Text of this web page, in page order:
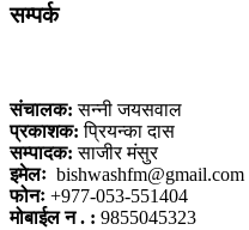
सम्पर्क
संचालक: सन्नी जयसवाल
प्रकाशक: प्रियन्का दास
सम्पादक: साजीर मंसुर
इमेलः bishwashfm@gmail.com
फोनः +977-053-551404
मोबाईल न . : 9855045323